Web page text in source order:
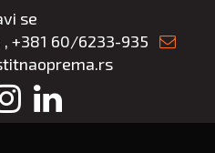
se
, +381 60/6233-935
Instagram
LinkedIn